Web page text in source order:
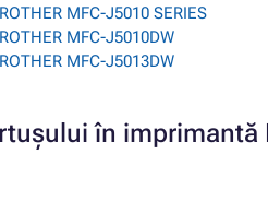
MFC-J5010 SERIES
MFC-J5010DW
MFC-J5013DW
în imprimantă